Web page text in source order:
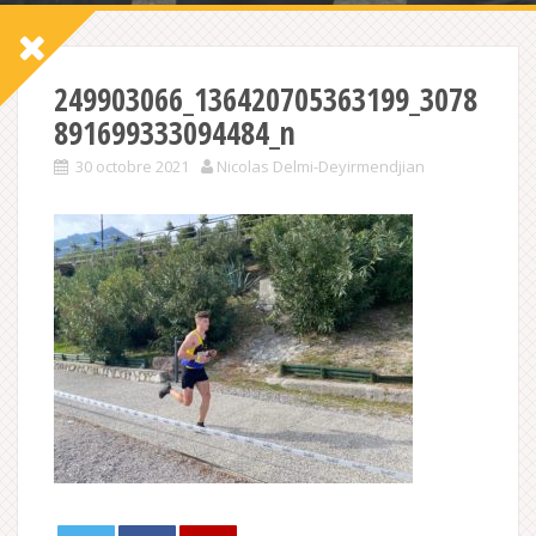
249903066_136420705363199_3078
891699333094484_n
30 octobre 2021 Nicolas Delmi-Deyirmendjian